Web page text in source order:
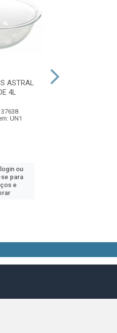
ASTRAL
4L
UN1
ou
para
e